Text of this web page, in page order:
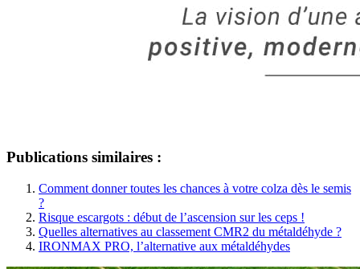
Publications similaires :
Comment donner toutes les chances à votre colza dès le semis
?
Risque escargots : début de l’ascension sur les ceps !
Quelles alternatives au classement CMR2 du métaldéhyde ?
IRONMAX PRO, l’alternative aux métaldéhydes